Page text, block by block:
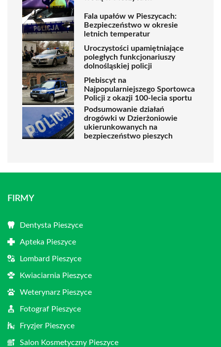
Fala upałów w Pieszycach:
Bezpieczeństwo w okresie
letnich temperatur
Uroczystości upamiętniające
poległych funkcjonariuszy
dolnośląskiej policji
Plebiscyt na
Najpopularniejszego Sportowca
Policji z okazji 100-lecia sportu
Podsumowanie działań
drogówki w Dzierżoniowie
ukierunkowanych na
bezpieczeństwo pieszych
FIRMY
Dentysta Pieszyce
Apteka Pieszyce
Lombard Pieszyce
Kwiaciarnia Pieszyce
Weterynarz Pieszyce
Fotograf Pieszyce
Fryzjer Pieszyce
Salon Kosmetyczny Pieszyce